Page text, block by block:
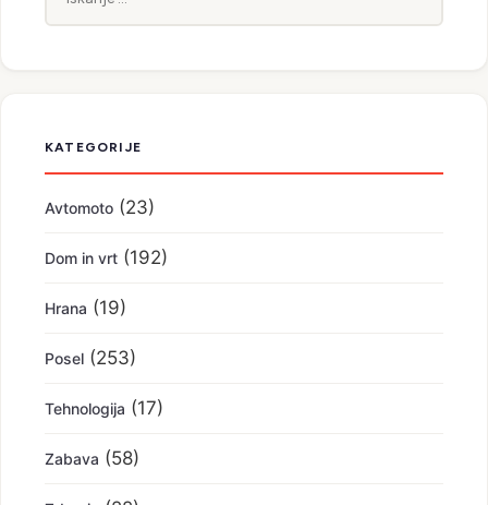
KATEGORIJE
Avtomoto (23)
Dom in vrt (192)
Hrana (19)
Posel (253)
Tehnologija (17)
Zabava (58)